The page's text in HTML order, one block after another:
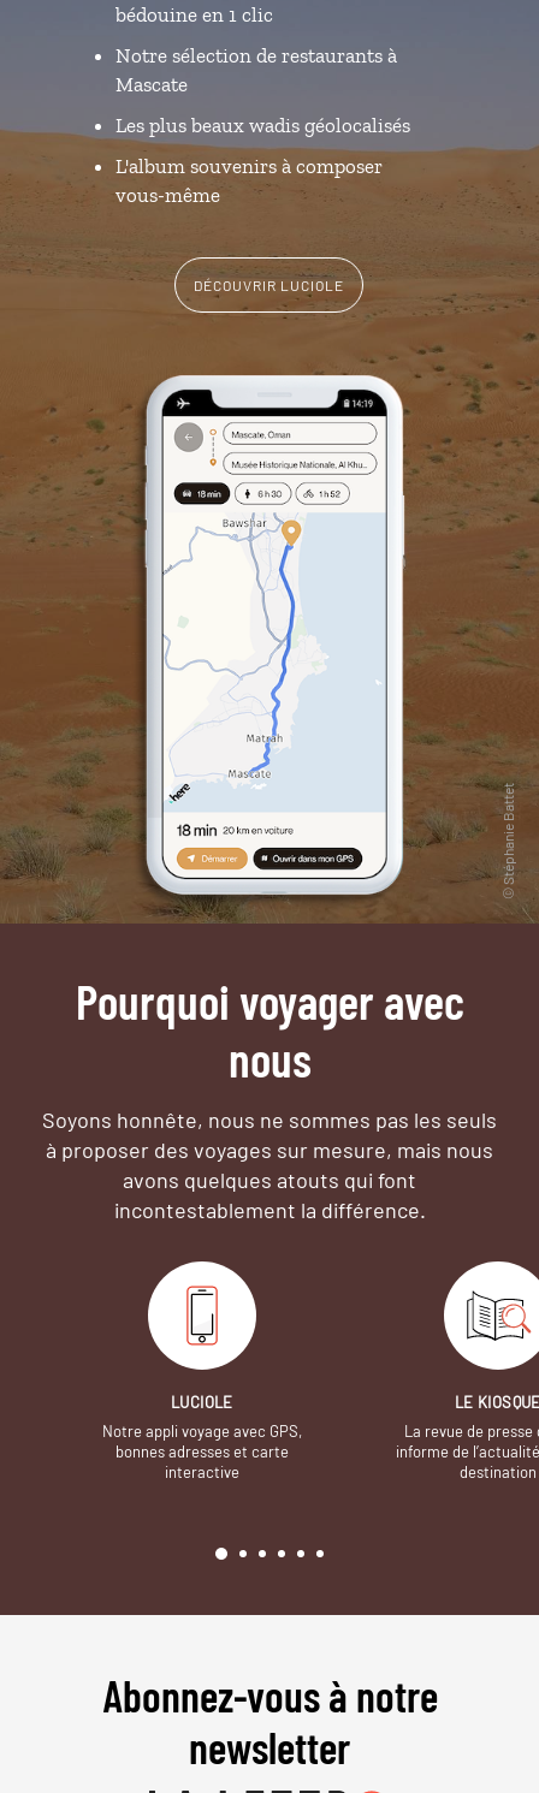
bédouine en 1 clic
Notre sélection de restaurants à
Mascate
Les plus beaux wadis géolocalisés
L'album souvenirs à composer
vous-même
DÉCOUVRIR LUCIOLE
Pourquoi voyager avec
nous
Soyons honnête, nous ne sommes pas les seuls
à proposer des voyages sur mesure, mais nous
avons quelques atouts qui font
incontestablement la différence.
LUCIOLE
Notre appli voyage avec GPS,
bonnes adresses et carte
interactive
LE
La revue de presse
informe de
destination
Abonnez-vous à notre
newsletter